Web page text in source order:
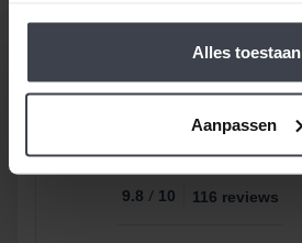
Alles toestaan
Aanpassen
9.8 / 10 116 reviews